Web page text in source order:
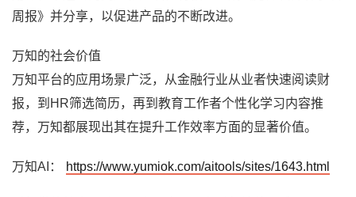
周报》并分享，以促进产品的不断改进。
万知的社会价值
万知平台的应用场景广泛，从金融行业从业者快速阅读财
报，到HR筛选简历，再到教育工作者个性化学习内容推
荐，万知都展现出其在提升工作效率方面的显著价值。
万知AI： https://www.yumiok.com/aitools/sites/1643.html